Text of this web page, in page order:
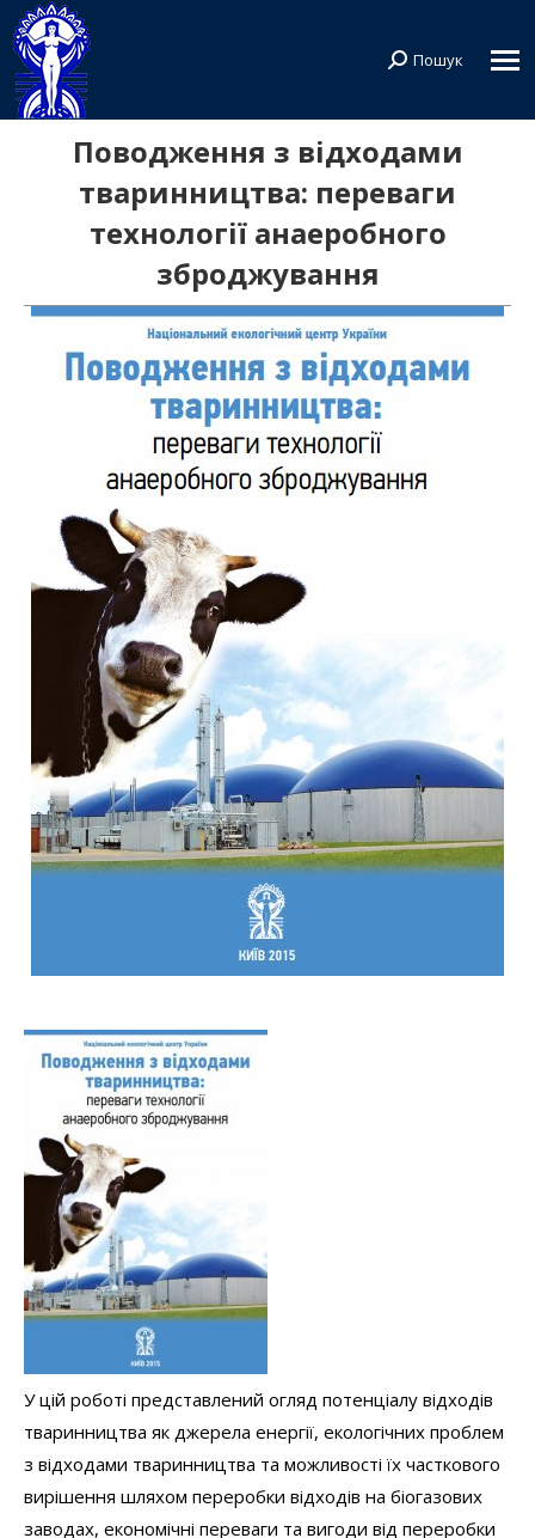
Search:
Пошук
Поводження з відходами
тваринництва: переваги
технології анаеробного
зброджування
У цій роботі представлений огляд потенціалу відходів
тваринництва як джерела енергії, екологічних проблем
з відходами тваринництва та можливості їх часткового
вирішення шляхом переробки відходів на біогазових
заводах, економічні переваги та вигоди від переробки